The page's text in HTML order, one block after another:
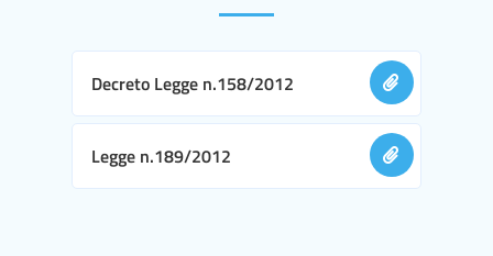
Decreto Legge n.158/2012
Legge n.189/2012